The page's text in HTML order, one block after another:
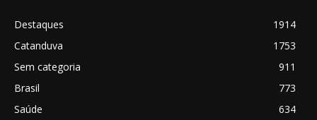
Destaques
1914
Catanduva
1753
Sem categoria
911
Brasil
773
Saúde
634